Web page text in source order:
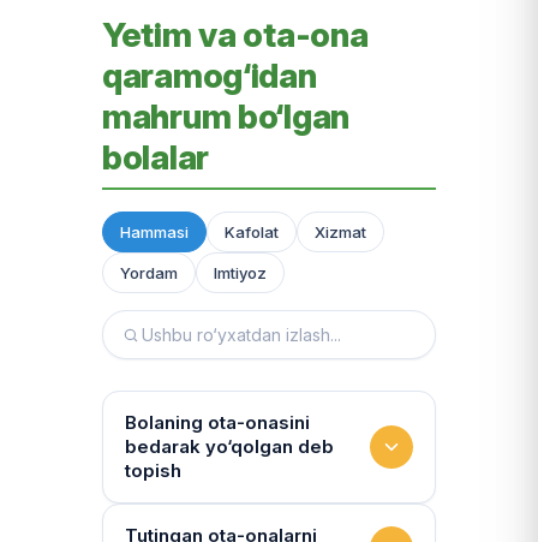
Yetim va ota-ona
qaramog‘idan
mahrum bo‘lgan
bolalar
Hammasi Kafolat Xizmat
Yordam Imtiyoz
Bolaning ota-onasini
bedarak yo‘qolgan deb
topish
Hujjatlarni tiklash xizmati
Tutingan ota-onalarni